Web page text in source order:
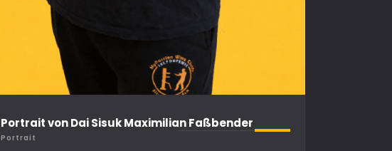
Portrait von Dai Sisuk Maximilian Faßbender
Portrait